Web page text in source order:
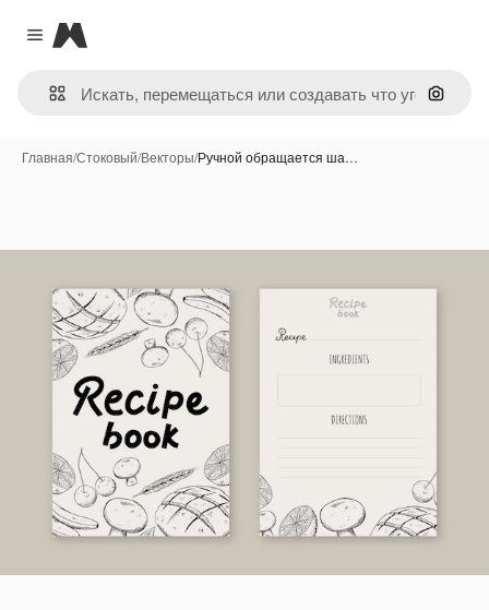
Close menu
Magnific
Поиск
Главная/Стоковый/Векторы/Ручной обращается ша…